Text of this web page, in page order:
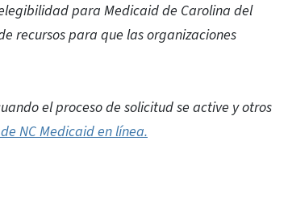
para Medicaid de Carolina del
recursos para que las organizaciones
el proceso de solicitud se active y otros
NC Medicaid en línea.